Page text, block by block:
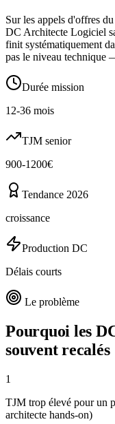
Sur les appels d'offres
DC Architecte Logiciel
finit systématiquement
pas le niveau technique
Durée mission
12-36 mois
TJM senior
900-1200€
Tendance 2026
croissance
Production DC
Délais courts
Le problème
Pourquoi les
souvent recalés
1
TJM trop élevé pour un
architecte hands-on)